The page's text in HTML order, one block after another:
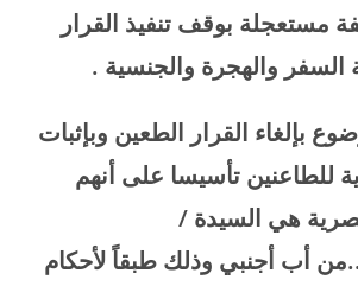
مستعجلة بوقف تنفيذ القرار
والهجرة والجنسية .
بإلغاء القرار الطعين وبإثبات
للطاعنين تأسيسا على أنهم
هي السيدة /
أجنبي وذلك طبقاً لأحكام